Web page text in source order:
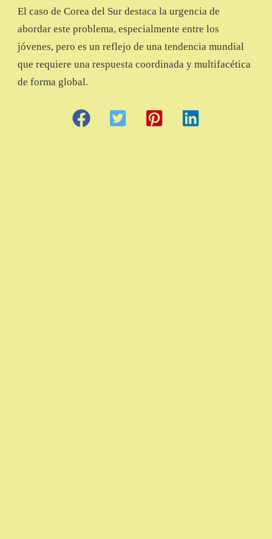
El caso de Corea del Sur destaca la urgencia de
abordar este problema, especialmente entre los
jóvenes, pero es un reflejo de una tendencia mundial
que requiere una respuesta coordinada y multifacética
de forma global.